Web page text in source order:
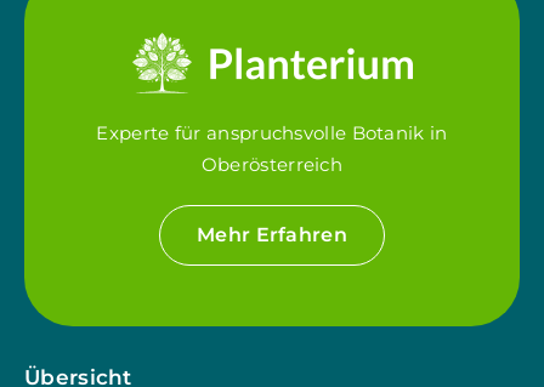
Experte für anspruchsvolle Botanik in
Oberösterreich
Mehr Erfahren
Übersicht